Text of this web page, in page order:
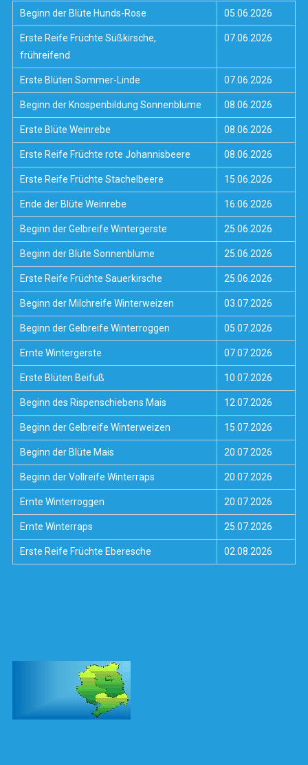
Beginn der Blüte Hunds-Rose 05.06.2026
Erste Reife Früchte Süßkirsche,
frühreifend
07.06.2026
Erste Blüten Sommer-Linde 07.06.2026
Beginn der Knospenbildung Sonnenblume 08.06.2026
Erste Blüte Weinrebe 08.06.2026
Erste Reife Früchte rote Johannisbeere 08.06.2026
Erste Reife Früchte Stachelbeere 15.06.2026
Ende der Blüte Weinrebe 16.06.2026
Beginn der Gelbreife Wintergerste 25.06.2026
Beginn der Blüte Sonnenblume 25.06.2026
Erste Reife Früchte Sauerkirsche 25.06.2026
Beginn der Milchreife Winterweizen 03.07.2026
Beginn der Gelbreife Winterroggen 05.07.2026
Ernte Wintergerste 07.07.2026
Erste Blüten Beifuß 10.07.2026
Beginn des Rispenschiebens Mais 12.07.2026
Beginn der Gelbreife Winterweizen 15.07.2026
Beginn der Blüte Mais 20.07.2026
Beginn der Vollreife Winterraps 20.07.2026
Ernte Winterroggen 20.07.2026
Ernte Winterraps 25.07.2026
Erste Reife Früchte Eberesche 02.08.2026